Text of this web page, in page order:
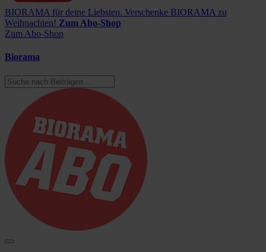
BIORAMA für deine Liebsten. Verschenke BIORAMA zu
Weihnachten! Zum Abo-Shop
Zum Abo-Shop
Biorama